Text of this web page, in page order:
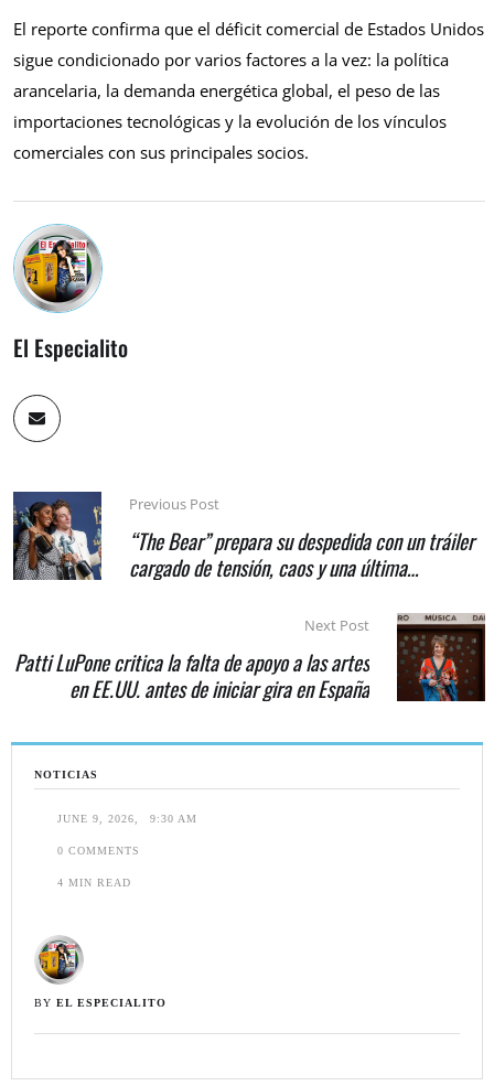
NOTICIAS
JUNE 9, 2026 9:30 AM
0 COMMENTS
4 MIN READ
BY EL ESPECIALITO
El reporte confirma que el déficit comercial de Estados Unidos
sigue condicionado por varios factores a la vez: la política
arancelaria, la demanda energética global, el peso de las
importaciones tecnológicas y la evolución de los vínculos
comerciales con sus principales socios.
El Especialito
Previous Post
“The Bear” prepara su despedida con un tráiler
cargado de tensión, caos y una última
Next Post
Patti LuPone critica la falta de apoyo a las artes
en EE.UU. antes de iniciar gira en España